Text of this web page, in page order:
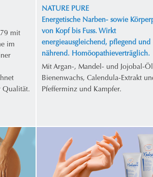
mit
im
Qualität.
NATURE PURE
Energetische Narben- sowie
von Kopf bis Fuss. Wirkt
energieausgleichend, pflegend und
nährend. Homöopathieverträglich.
Mit Argan-, Mandel- und Jojobal-
Bienenwachs, Calendula-Extrakt
Pfefferminz und Kampfer.